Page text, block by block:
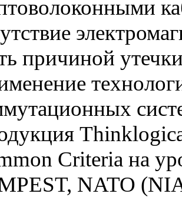
причиной
Criteria на
NATO